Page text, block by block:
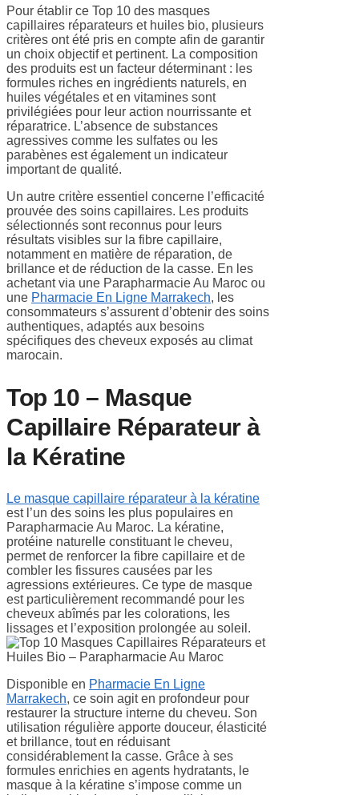
Pour établir ce Top 10 des masques
capillaires réparateurs et huiles bio, plusieurs
critères ont été pris en compte afin de garantir
un choix objectif et pertinent. La composition
des produits est un facteur déterminant : les
formules riches en ingrédients naturels, en
huiles végétales et en vitamines sont
privilégiées pour leur action nourrissante et
réparatrice. L’absence de substances
agressives comme les sulfates ou les
parabènes est également un indicateur
important de qualité.
Un autre critère essentiel concerne l’efficacité
prouvée des soins capillaires. Les produits
sélectionnés sont reconnus pour leurs
résultats visibles sur la fibre capillaire,
notamment en matière de réparation, de
brillance et de réduction de la casse. En les
achetant via une Parapharmacie Au Maroc ou
une Pharmacie En Ligne Marrakech, les
consommateurs s’assurent d’obtenir des soins
authentiques, adaptés aux besoins
spécifiques des cheveux exposés au climat
marocain.
Top 10 – Masque
Capillaire Réparateur à
la Kératine
Le masque capillaire réparateur à la kératine
est l’un des soins les plus populaires en
Parapharmacie Au Maroc. La kératine,
protéine naturelle constituant le cheveu,
permet de renforcer la fibre capillaire et de
combler les fissures causées par les
agressions extérieures. Ce type de masque
est particulièrement recommandé pour les
cheveux abîmés par les colorations, les
lissages et l’exposition prolongée au soleil.
Disponible en Pharmacie En Ligne
Marrakech, ce soin agit en profondeur pour
restaurer la structure interne du cheveu. Son
utilisation régulière apporte douceur, élasticité
et brillance, tout en réduisant
considérablement la casse. Grâce à ses
formules enrichies en agents hydratants, le
masque à la kératine s’impose comme un